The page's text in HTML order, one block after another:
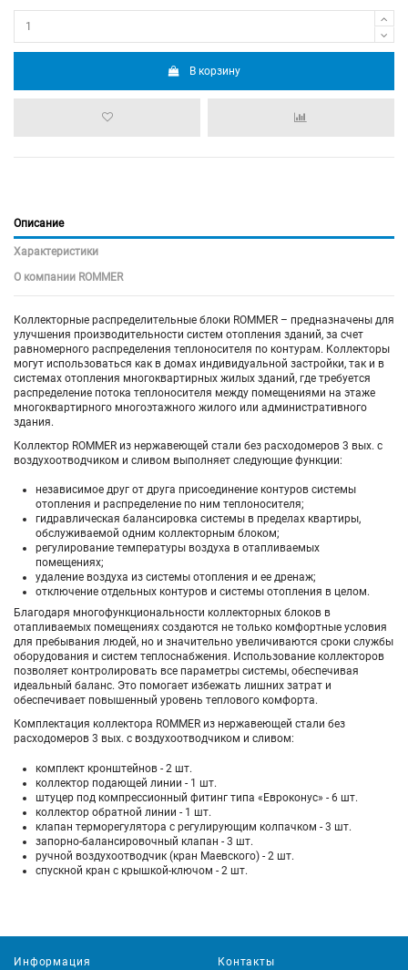
В корзину
Описание
Характеристики
О компании ROMMER
Коллекторные распределительные блоки ROMMER – предназначены для
улучшения производительности систем отопления зданий, за счет
равномерного распределения теплоносителя по контурам. Коллекторы
могут использоваться как в домах индивидуальной застройки, так и в
системах отопления многоквартирных жилых зданий, где требуется
распределение потока теплоносителя между помещениями на этаже
многоквартирного многоэтажного жилого или административного
здания.
Коллектор ROMMER из нержавеющей стали без расходомеров 3 вых. с
воздухоотводчиком и сливом выполняет следующие функции:
независимое друг от друга присоединение контуров системы
отопления и распределение по ним теплоносителя;
гидравлическая балансировка системы в пределах квартиры,
обслуживаемой одним коллекторным блоком;
регулирование температуры воздуха в отапливаемых
помещениях;
удаление воздуха из системы отопления и ее дренаж;
отключение отдельных контуров и системы отопления в целом.
Благодаря многофункциональности коллекторных блоков в
отапливаемых помещениях создаются не только комфортные условия
для пребывания людей, но и значительно увеличиваются сроки службы
оборудования и систем теплоснабжения. Использование коллекторов
позволяет контролировать все параметры системы, обеспечивая
идеальный баланс. Это помогает избежать лишних затрат и
обеспечивает повышенный уровень теплового комфорта.
Комплектация коллектора ROMMER из нержавеющей стали без
расходомеров 3 вых. с воздухоотводчиком и сливом:
комплект кронштейнов - 2 шт.
коллектор подающей линии - 1 шт.
штуцер под компрессионный фитинг типа «Евроконус» - 6 шт.
коллектор обратной линии - 1 шт.
клапан терморегулятора с регулирующим колпачком - 3 шт.
запорно-балансировочный клапан - 3 шт.
ручной воздухоотводчик (кран Маевского) - 2 шт.
спускной кран с крышкой-ключом - 2 шт.
Информация Контакты